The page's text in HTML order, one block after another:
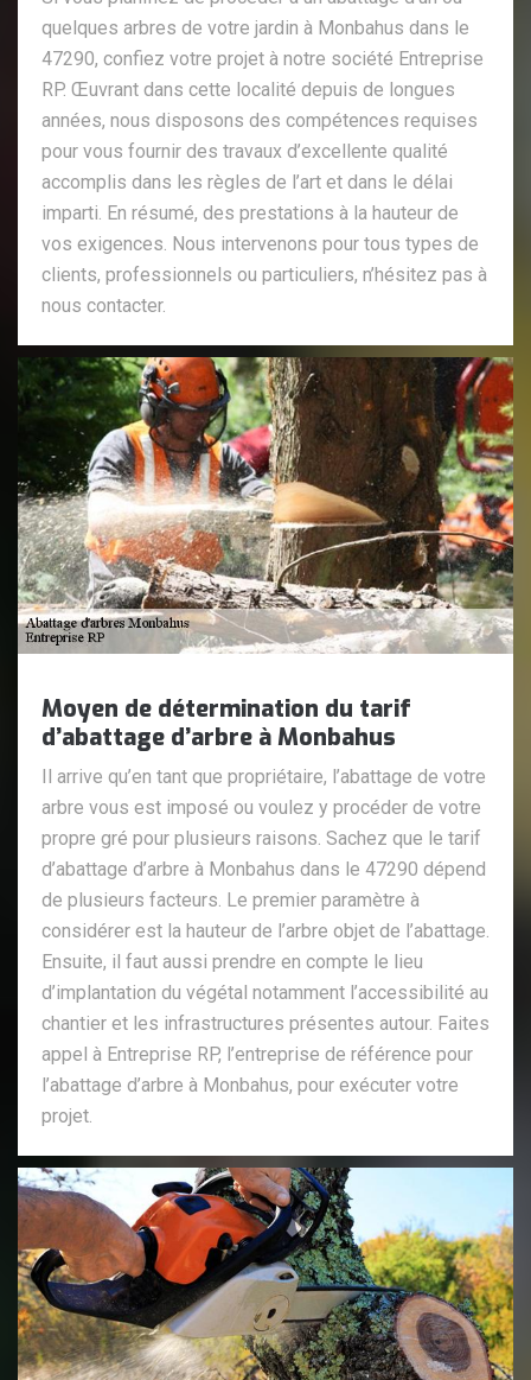
quelques arbres de votre jardin à Monbahus dans le
47290, confiez votre projet à notre société Entreprise
RP. Œuvrant dans cette localité depuis de longues
années, nous disposons des compétences requises
pour vous fournir des travaux d’excellente qualité
accomplis dans les règles de l’art et dans le délai
imparti. En résumé, des prestations à la hauteur de
vos exigences. Nous intervenons pour tous types de
clients, professionnels ou particuliers, n’hésitez pas à
nous contacter.
Moyen de détermination du tarif
d’abattage d’arbre à Monbahus
Il arrive qu’en tant que propriétaire, l’abattage de votre
arbre vous est imposé ou voulez y procéder de votre
propre gré pour plusieurs raisons. Sachez que le tarif
d’abattage d’arbre à Monbahus dans le 47290 dépend
de plusieurs facteurs. Le premier paramètre à
considérer est la hauteur de l’arbre objet de l’abattage.
Ensuite, il faut aussi prendre en compte le lieu
d’implantation du végétal notamment l’accessibilité au
chantier et les infrastructures présentes autour. Faites
appel à Entreprise RP, l’entreprise de référence pour
l’abattage d’arbre à Monbahus, pour exécuter votre
projet.